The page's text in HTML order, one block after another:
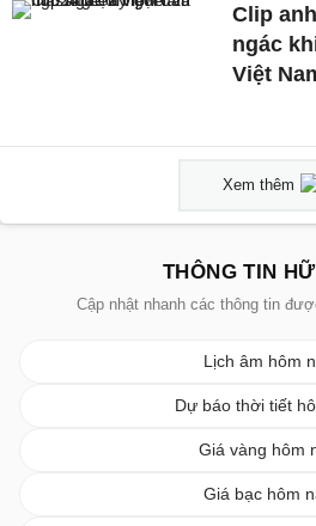
Clip
ngác
Việt
Xem thêm
THÔNG TIN
Cập nhật nhanh các thông tin
Lịch âm hôm
Dự báo thời tiết
Giá vàng hôm
Giá bạc hôm